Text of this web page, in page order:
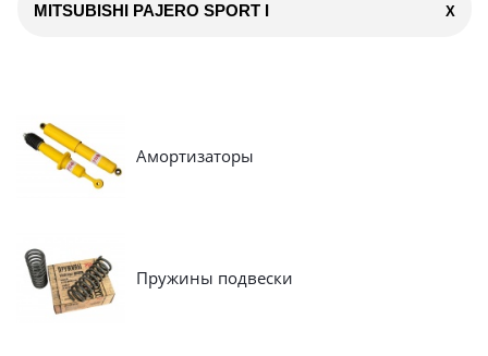
MITSUBISHI PAJERO SPORT I X
Амортизаторы
Пружины подвески